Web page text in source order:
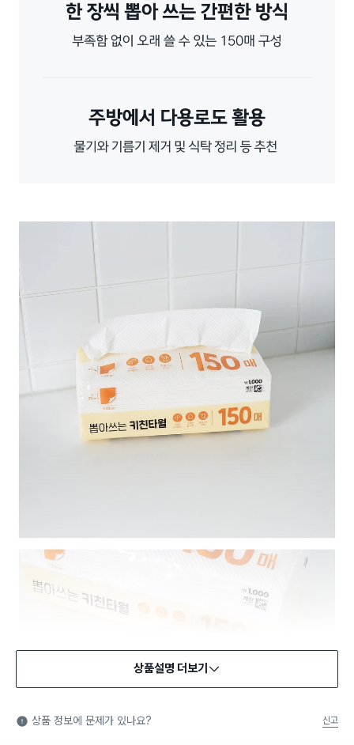
상품설명 더보기
상품 정보에 문제가 있나요? 신고